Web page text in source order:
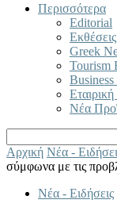
Περισσότερα
Editorial
Greek
Tourism
Νέα
Αρχική Νέα -
σύμφωνα με τις
Νέα - Ειδήσεις